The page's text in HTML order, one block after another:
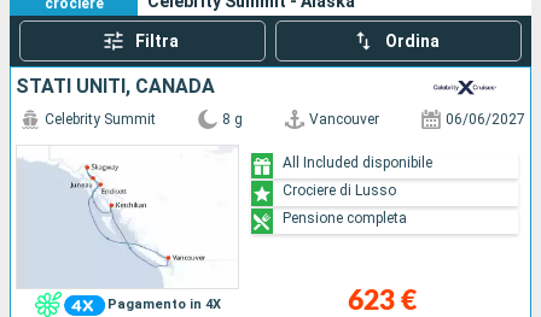
crociere
Filtra Ordina
STATI UNITI, CANADA
Pagamento in 4X
Celebrity Summit 8 g Vancouver 06/06/2027
623 €
All Included disponibile
Crociere di Lusso
Pensione completa